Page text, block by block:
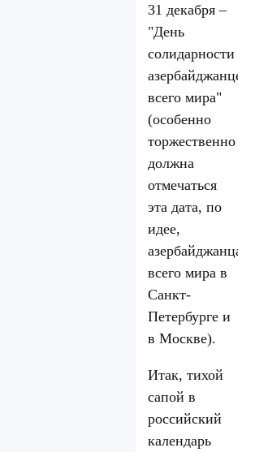
31 декабря –
"День
солидарности
азербайджанцев
всего мира"
(особенно
торжественно
должна
отмечаться
эта дата, по
идее,
всего мира в
Санкт-
Петербурге и
в Москве).
Итак, тихой
сапой в
российский
календарь